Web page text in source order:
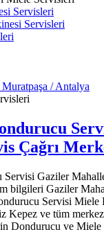
Servisleri
Servisleri
/ Antalya
Çağrı
Gaziler
bilgileri Gaziler
Servisi Miele
Kepez ve tüm
Dondurucu ve